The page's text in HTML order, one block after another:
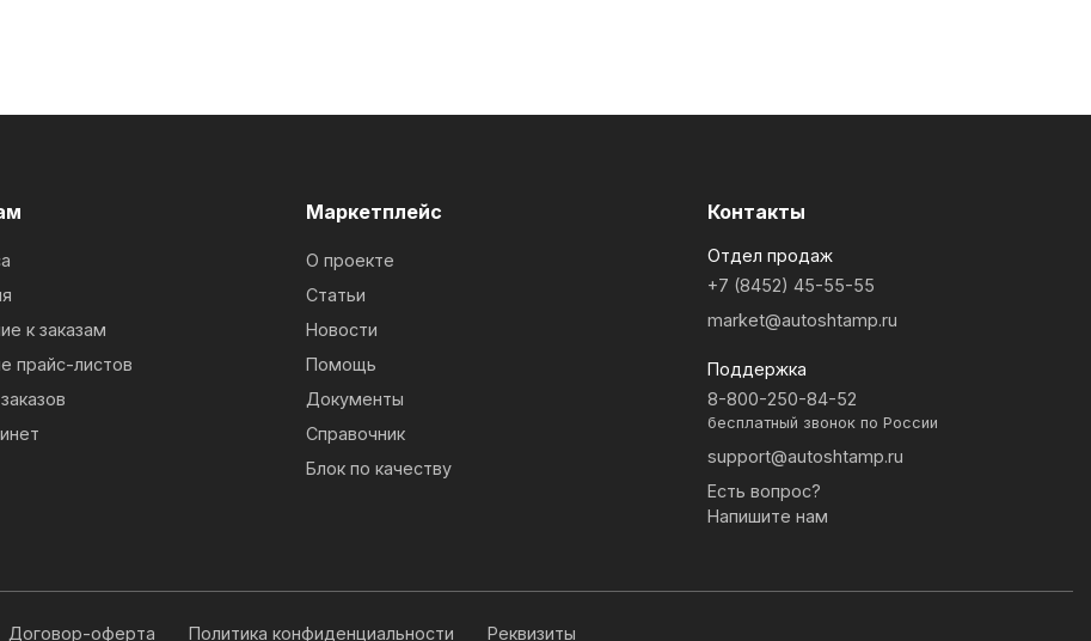
к заказам
прайс-листов
Маркетплейс
О проекте
Статьи
Новости
Помощь
Документы
Справочник
Блок по качеству
Контакты
Отдел продаж
+7 (8452) 45-55-55
market@autoshtamp.ru
Поддержка
8-800-250-84-52
бесплатный звонок по России
support@autoshtamp.ru
Есть вопрос?
Напишите нам
Договор-оферта Политика конфиденциальности Реквизиты